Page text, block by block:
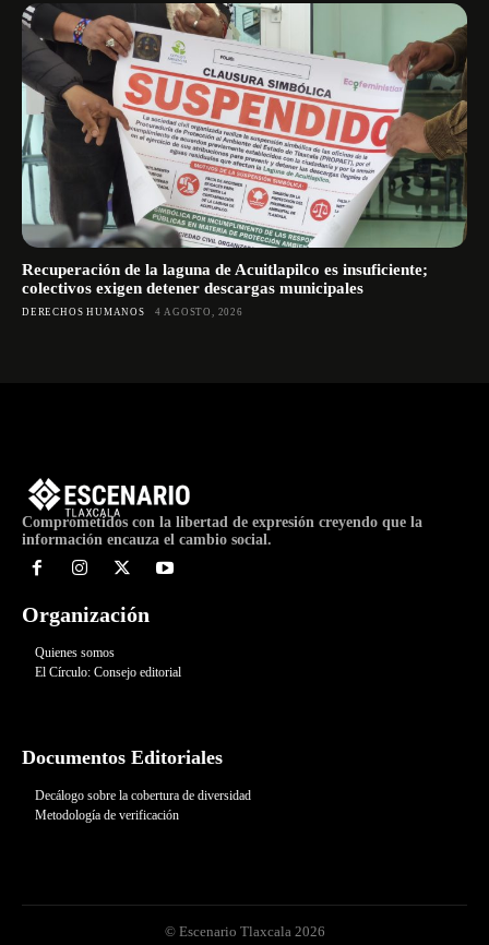
Recuperación de la laguna de Acuitlapilco es insuficiente;
colectivos exigen detener descargas municipales
DERECHOS HUMANOS 4 AGOSTO, 2026
Comprometidos con la libertad de expresión creyendo que la
información encauza el cambio social.
Organización
Quienes somos
El Círculo: Consejo editorial
Documentos Editoriales
Decálogo sobre la cobertura de diversidad
Metodología de verificación
© Escenario Tlaxcala 2026